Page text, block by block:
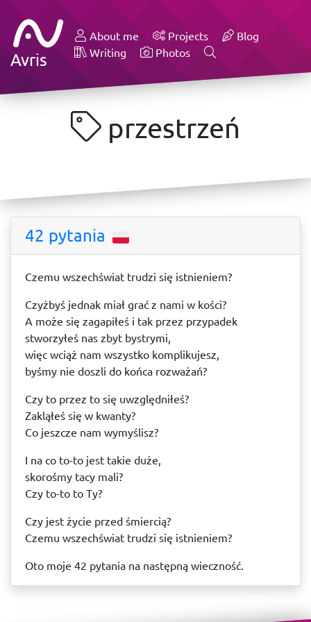
Avris
About me Projects
Blog
Writing
Photos
przestrzeń
42 pytania
Czemu wszechświat trudzi się istnieniem?
Czyżbyś jednak miał grać z nami w kości?
A może się zagapiłeś i tak przez przypadek
stworzyłeś nas zbyt bystrymi,
więc wciąż nam wszystko komplikujesz,
byśmy nie doszli do końca rozważań?
Czy to przez to się uwzględniłeś?
Zakląłeś się w kwanty?
Co jeszcze nam wymyślisz?
I na co to-to jest takie duże,
skorośmy tacy mali?
Czy to-to to Ty?
Czy jest życie przed śmiercią?
Czemu wszechświat trudzi się istnieniem?
Oto moje 42 pytania na następną wieczność.